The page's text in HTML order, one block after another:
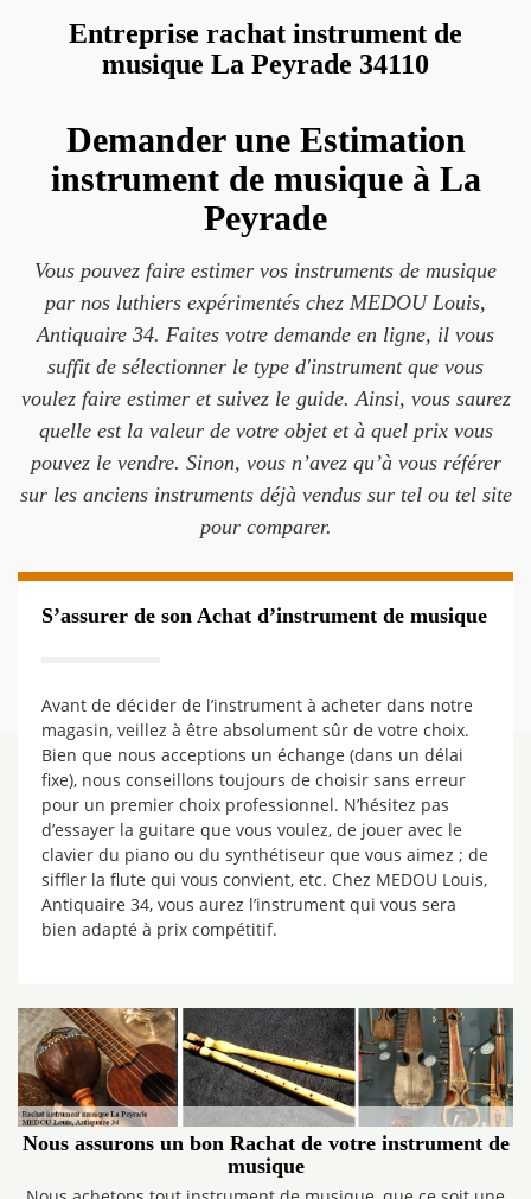
Entreprise rachat instrument de
musique La Peyrade 34110
Demander une Estimation
instrument de musique à La
Peyrade
Vous pouvez faire estimer vos instruments de musique
par nos luthiers expérimentés chez MEDOU Louis,
Antiquaire 34. Faites votre demande en ligne, il vous
suffit de sélectionner le type d'instrument que vous
voulez faire estimer et suivez le guide. Ainsi, vous saurez
quelle est la valeur de votre objet et à quel prix vous
pouvez le vendre. Sinon, vous n’avez qu’à vous référer
sur les anciens instruments déjà vendus sur tel ou tel site
pour comparer.
S’assurer de son Achat d’instrument de musique
Avant de décider de l’instrument à acheter dans notre
magasin, veillez à être absolument sûr de votre choix.
Bien que nous acceptions un échange (dans un délai
fixe), nous conseillons toujours de choisir sans erreur
pour un premier choix professionnel. N’hésitez pas
d’essayer la guitare que vous voulez, de jouer avec le
clavier du piano ou du synthétiseur que vous aimez ; de
siffler la flute qui vous convient, etc. Chez MEDOU Louis,
Antiquaire 34, vous aurez l’instrument qui vous sera
bien adapté à prix compétitif.
Nous assurons un bon Rachat de votre instrument de
musique